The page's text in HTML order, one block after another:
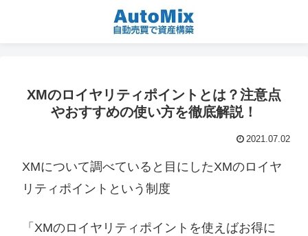
XMのロイヤリティポイントとは？注意点
やおすすめの使い方を徹底解説！
2021.07.02
XMについて調べていると目にしたXMのロイヤ
リティポイントという制度
「XMのロイヤリティポイントを使えばお得に